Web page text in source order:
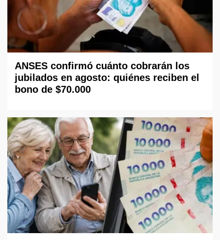
ANSES confirmó cuánto cobrarán los
jubilados en agosto: quiénes reciben el
bono de $70.000